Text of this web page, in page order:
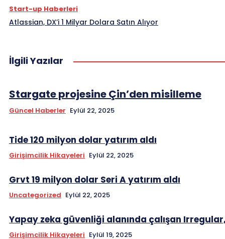
Start-up Haberleri
Atlassian, DX’i 1 Milyar Dolara Satın Alıyor
İlgili Yazılar
Stargate projesine Çin’den misilleme
Güncel Haberler Eylül 22, 2025
Tide 120 milyon dolar yatırım aldı
Girişimcilik Hikayeleri Eylül 22, 2025
Grvt 19 milyon dolar Seri A yatırım aldı
Uncategorized Eylül 22, 2025
Yapay zeka güvenliği alanında çalışan
Girişimcilik Hikayeleri Eylül 19, 2025